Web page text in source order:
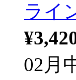
ライ
02月